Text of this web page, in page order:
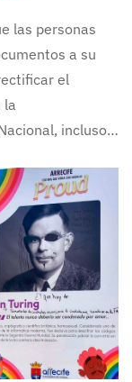
las personas
a su
el
la
incluso…